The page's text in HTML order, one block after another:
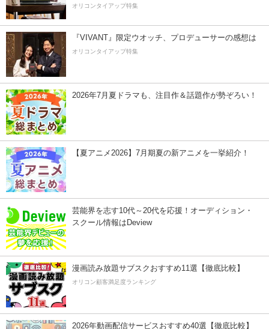
オリコンタイアップ特集
『VIVANT』限定ウオッチ、プロデューサーの感想は
オリコンタイアップ特集
2026年7月夏ドラマも、注目作＆話題作が勢ぞろい！
【夏アニメ2026】7月期夏の新アニメを一挙紹介！
芸能界を志す10代～20代を応援！オーディション・
スクール情報はDeview
漫画読み放題サブスクおすすめ11選【徹底比較】
オリコン顧客満足度ランキング
2026年動画配信サービスおすすめ40選【徹底比較】